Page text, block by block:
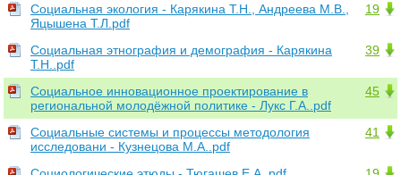
19
Социальная экология - Карякина Т.Н., Андреева М.В.,
Яцышена Т.Л.pdf
39
Социальная этнография и демография - Карякина
Т.Н..pdf
45
Социальное инновационное проектирование в
региональной молодёжной политике - Лукс Г.А..pdf
41
Социальные системы и процессы методология
исследовани - Кузнецова М.А..pdf